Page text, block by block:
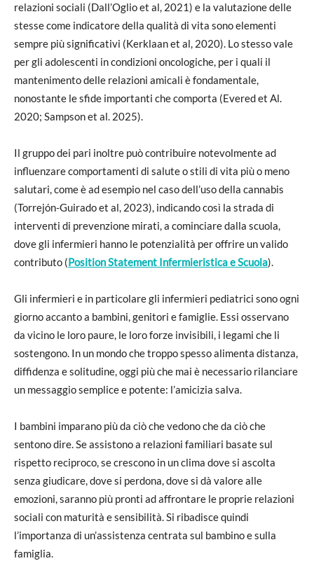
relazioni sociali (Dall’Oglio et al, 2021) e la valutazione delle
stesse come indicatore della qualità di vita sono elementi
sempre più significativi (Kerklaan et al, 2020). Lo stesso vale
per gli adolescenti in condizioni oncologiche, per i quali il
mantenimento delle relazioni amicali è fondamentale,
nonostante le sfide importanti che comporta (Evered et Al.
2020; Sampson et al. 2025).
Il gruppo dei pari inoltre può contribuire notevolmente ad
influenzare comportamenti di salute o stili di vita più o meno
salutari, come è ad esempio nel caso dell’uso della cannabis
(Torrejón-Guirado et al, 2023), indicando così la strada di
interventi di prevenzione mirati, a cominciare dalla scuola,
dove gli infermieri hanno le potenzialità per offrire un valido
contributo (Position Statement Infermieristica e Scuola).
Gli infermieri e in particolare gli infermieri pediatrici sono ogni
giorno accanto a bambini, genitori e famiglie. Essi osservano
da vicino le loro paure, le loro forze invisibili, i legami che li
sostengono. In un mondo che troppo spesso alimenta distanza,
diffidenza e solitudine, oggi più che mai è necessario rilanciare
un messaggio semplice e potente: l’amicizia salva.
I bambini imparano più da ciò che vedono che da ciò che
sentono dire. Se assistono a relazioni familiari basate sul
rispetto reciproco, se crescono in un clima dove si ascolta
senza giudicare, dove si perdona, dove si dà valore alle
emozioni, saranno più pronti ad affrontare le proprie relazioni
sociali con maturità e sensibilità. Si ribadisce quindi
l’importanza di un’assistenza centrata sul bambino e sulla
famiglia.